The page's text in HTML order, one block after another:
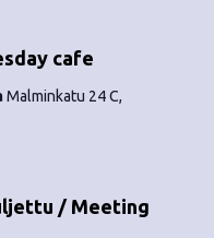
cafe
Malminkatu 24 C,
/ Meeting